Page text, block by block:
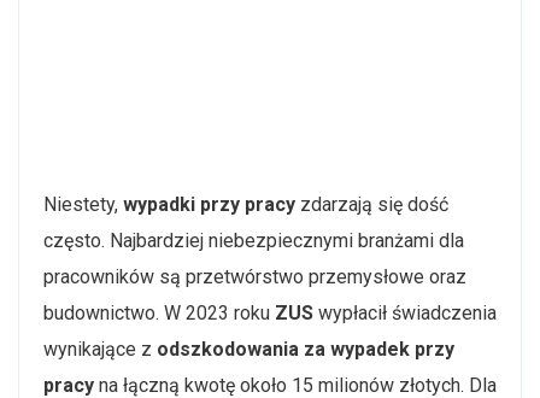
Niestety, wypadki przy pracy zdarzają się dość
często. Najbardziej niebezpiecznymi branżami dla
pracowników są przetwórstwo przemysłowe oraz
budownictwo. W 2023 roku ZUS wypłacił świadczenia
wynikające z odszkodowania za wypadek przy
pracy na łączną kwotę około 15 milionów złotych. Dla